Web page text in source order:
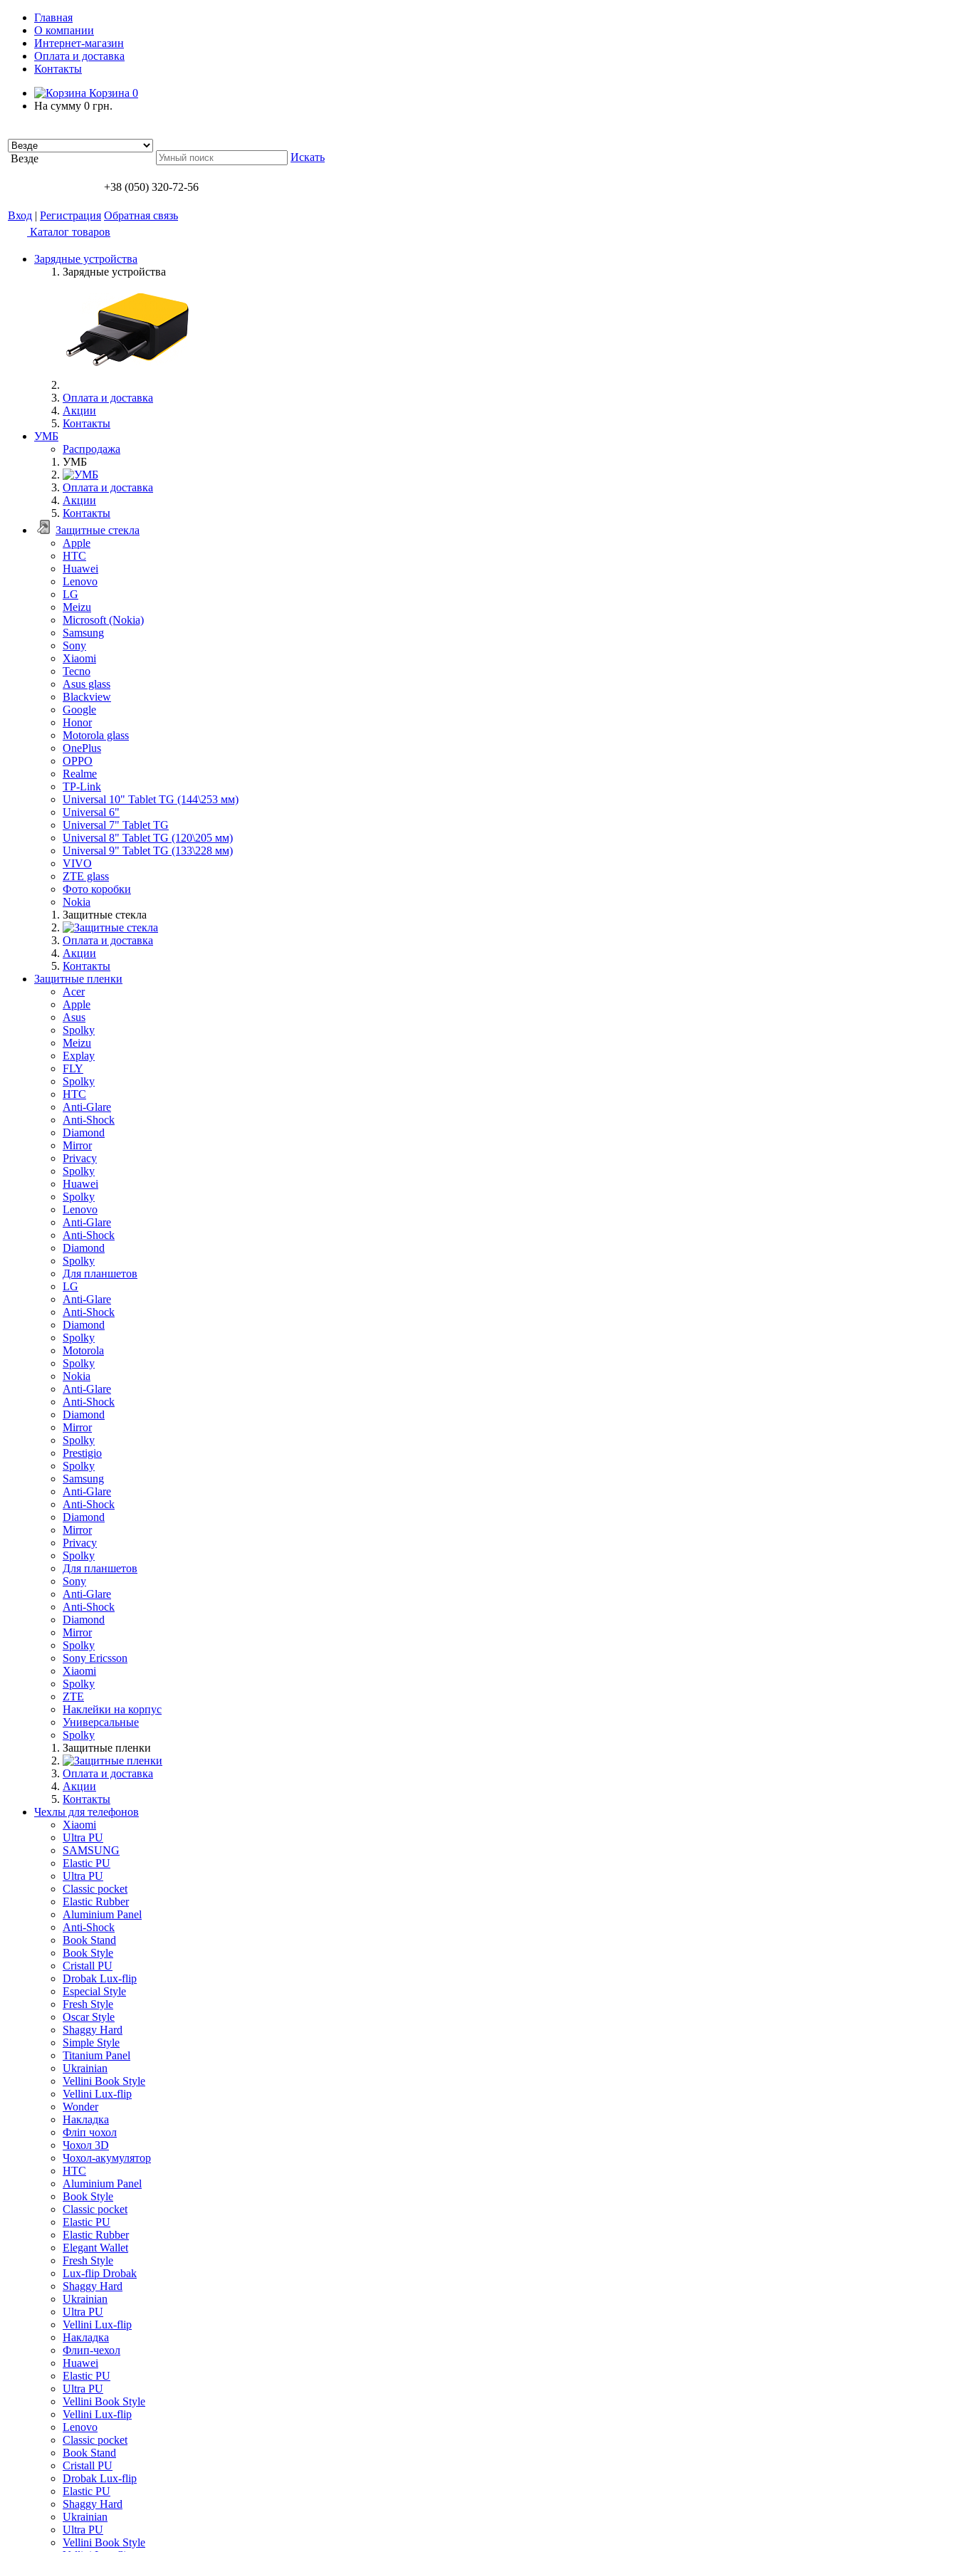
Главная
О компании
Интернет-магазин
Оплата и доставка
Контакты
Корзина 0
На сумму 0 грн.
Везде Искать
+38 (050) 320-72-56
Вход | Регистрация Обратная связь
Каталог товаров
Зарядные устройства
Зарядные устройства
Оплата и доставка
Акции
Контакты
УМБ
Распродажа
УМБ
Оплата и доставка
Акции
Контакты
Защитные стекла
Apple
HTC
Huawei
Lenovo
LG
Meizu
Microsoft (Nokia)
Samsung
Sony
Xiaomi
Tecno
Asus glass
Blackview
Google
Honor
Motorola glass
OnePlus
OPPO
Realme
TP-Link
Universal 10" Tablet TG (144\253 мм)
Universal 6"
Universal 7" Tablet TG
Universal 8" Tablet TG (120\205 мм)
Universal 9" Tablet TG (133\228 мм)
VIVO
ZTE glass
Фото коробки
Nokia
Защитные стекла
Оплата и доставка
Акции
Контакты
Защитные пленки
Acer
Apple
Asus
Spolky
Meizu
Explay
FLY
Spolky
HTC
Anti-Glare
Anti-Shock
Diamond
Mirror
Privacy
Spolky
Huawei
Spolky
Lenovo
Anti-Glare
Anti-Shock
Diamond
Spolky
Для планшетов
LG
Anti-Glare
Anti-Shock
Diamond
Spolky
Motorola
Spolky
Nokia
Anti-Glare
Anti-Shock
Diamond
Mirror
Spolky
Prestigio
Spolky
Samsung
Anti-Glare
Anti-Shock
Diamond
Mirror
Privacy
Spolky
Для планшетов
Sony
Anti-Glare
Anti-Shock
Diamond
Mirror
Spolky
Sony Ericsson
Xiaomi
Spolky
ZTE
Наклейки на корпус
Универсальные
Spolky
Защитные пленки
Оплата и доставка
Акции
Контакты
Чехлы для телефонов
Xiaomi
Ultra PU
SAMSUNG
Elastic PU
Ultra PU
Classic pocket
Elastic Rubber
Aluminium Panel
Anti-Shock
Book Stand
Book Style
Cristall PU
Drobak Lux-flip
Especial Style
Fresh Style
Oscar Style
Shaggy Hard
Simple Style
Titanium Panel
Ukrainian
Vellini Book Style
Vellini Lux-flip
Wonder
Накладка
Фліп чохол
Чохол 3D
Чохол-акумулятор
HTC
Aluminium Panel
Book Style
Classic pocket
Elastic PU
Elastic Rubber
Elegant Wallet
Fresh Style
Lux-flip Drobak
Shaggy Hard
Ukrainian
Ultra PU
Vellini Lux-flip
Накладка
Флип-чехол
Huawei
Elastic PU
Ultra PU
Vellini Book Style
Vellini Lux-flip
Lenovo
Classic pocket
Book Stand
Cristall PU
Drobak Lux-flip
Elastic PU
Shaggy Hard
Ukrainian
Ultra PU
Vellini Book Style